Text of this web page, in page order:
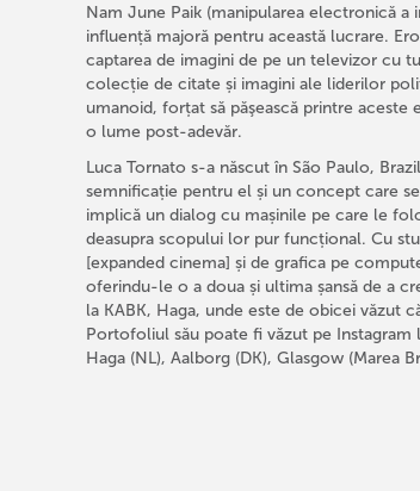
Nam June Paik (manipularea electronică
influență majoră pentru această lucrare.
captarea de imagini de pe un televizor cu
colecție de citate și imagini ale liderilor
umanoid, forțat să păşească printre
o lume post-adevăr.
Luca Tornato s-a născut în São Paulo,
semnificație pentru el și un concept care
implică un dialog cu mașinile pe care le
deasupra scopului lor pur funcțional. Cu
[expanded cinema] și de grafica pe
oferindu-le o a doua și ultima șansă de a
la KABK, Haga, unde este de obicei văzut
Portofoliul său poate fi văzut pe Instagram
Haga (NL), Aalborg (DK), Glasgow (Marea